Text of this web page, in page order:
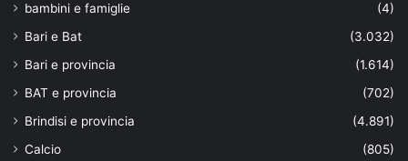
bambini e famiglie
(4)
Bari e Bat
(3.032)
Bari e provincia
(1.614)
BAT e provincia
(702)
Brindisi e provincia
(4.891)
Calcio
(805)